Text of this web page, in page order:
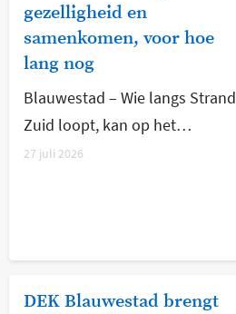
gezelligheid en
samenkomen, voor hoe
lang nog
Blauwestad – Wie langs Strand
Zuid loopt, kan op het…
27 juli 2026
DEK Blauwestad brengt